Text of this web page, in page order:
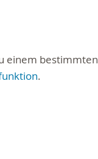
einem bestimmten
.